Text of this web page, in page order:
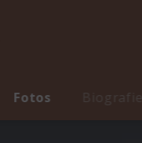
Fotos Biografie